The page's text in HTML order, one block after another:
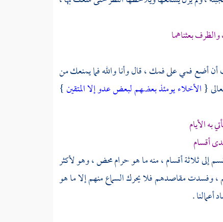
بعثناهما
أضع فمي على فمك ، قال وأنا والله فما يمنعك من
{الأخلاء يومئذ بعضهم لبعض عدو إلا المتقين}
الأيام
أقسام
إلى ثلاثة أقسام ، منه ما هو حرام محض ، وهو لأكثر
مقاصدهم فلا يحرك السماع منهم إلا ما هو
.